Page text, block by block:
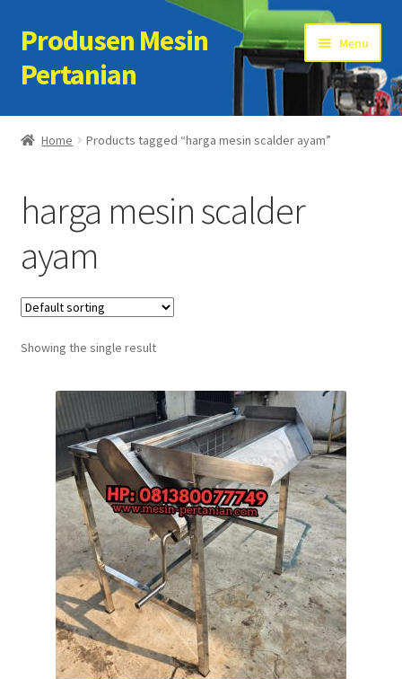
Skip
to
navigation
Skip
to
content
Produsen Mesin
Pertanian
Menu
Home
Cart
Checkout
Kontak Kami
My account
Sample Page
Home Products tagged “harga mesin scalder ayam”
harga mesin scalder
ayam
Showing the single result